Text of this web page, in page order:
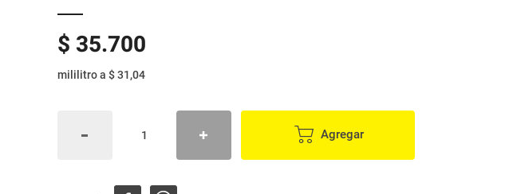
$ 35.700
mililitroa $ 31,04
Agregar